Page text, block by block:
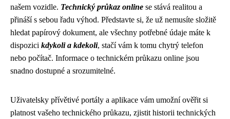
našem vozidle. Technický průkaz online se stává realitou a
přináší s sebou řadu výhod. Představte si, že už nemusíte složitě
hledat papírový dokument, ale všechny potřebné údaje máte k
dispozici kdykoli a kdekoli, stačí vám k tomu chytrý telefon
nebo počítač. Informace o technickém průkazu online jsou
snadno dostupné a srozumitelné.
Uživatelsky přívětivé portály a aplikace vám umožní ověřit si
platnost vašeho technického průkazu, zjistit historii technických